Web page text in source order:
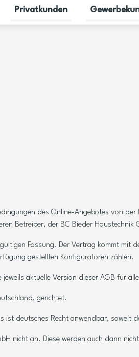
Untermenü für Erneuerbare
Privatkunden
Untermenü
des Online-Angebotes von
Betreiber, der BC Bieder
Fassung. Der Vertrag kommt
gestellten Konfiguratoren zählen.
aktuelle Version dieser AGB für
gerichtet.
ist deutsches Recht anwendbar, soweit
nicht an. Diese werden auch dann